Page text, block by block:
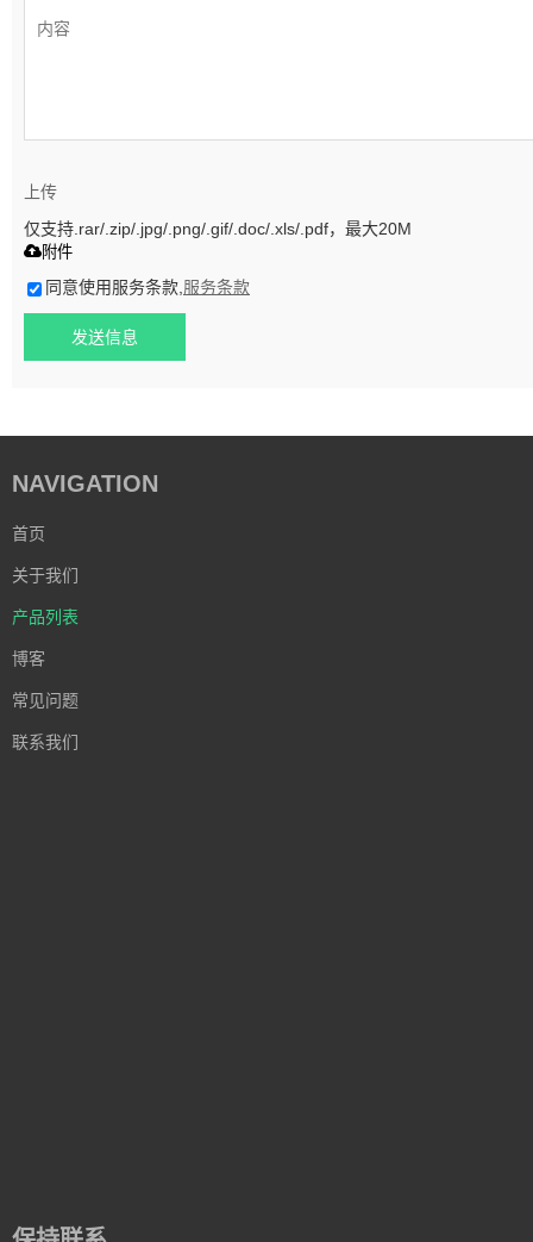
上传
仅支持.rar/.zip/.jpg/.png/.gif/.doc/.xls/.pdf，最大20M
附件
同意使用服务条款, 服务条款
发送信息
NAVIGATION
首页
关于我们
产品列表
博客
常见问题
联系我们